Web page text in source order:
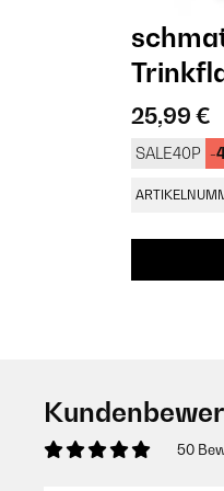
25,99 €
SALE40P -
50